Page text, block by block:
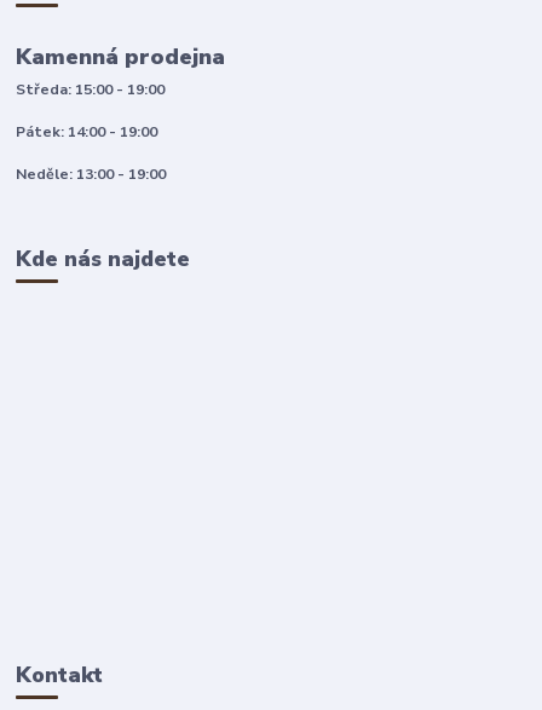
Kamenná prodejna
Středa: 15:00 - 19:00
Pátek: 14:00 - 19:00
Neděle: 13:00 - 19:00
Kde nás najdete
Kontakt